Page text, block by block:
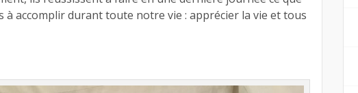
à accomplir durant toute notre vie : apprécier la vie et tous